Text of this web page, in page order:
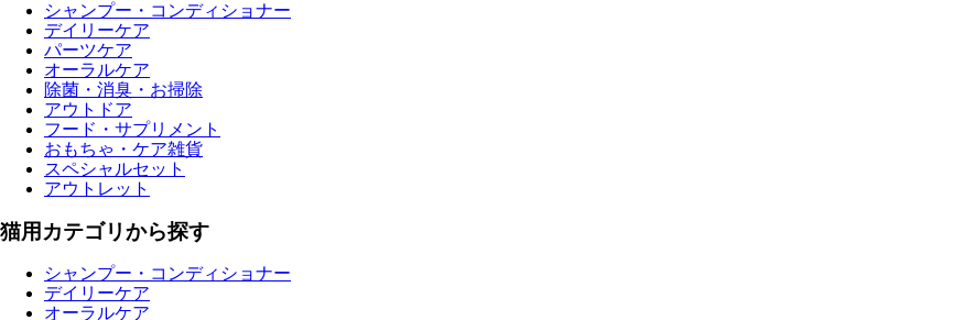
シャンプー・コンディショナー
デイリーケア
パーツケア
オーラルケア
除菌・消臭・お掃除
アウトドア
フード・サプリメント
おもちゃ・ケア雑貨
スペシャルセット
アウトレット
猫用カテゴリから探す
シャンプー・コンディショナー
デイリーケア
オーラルケア